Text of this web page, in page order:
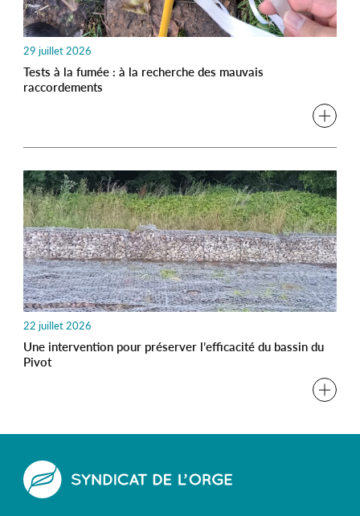
29 juillet 2026
Tests à la fumée : à la recherche des mauvais
raccordements
22 juillet 2026
Une intervention pour préserver l’efficacité du bassin du
Pivot